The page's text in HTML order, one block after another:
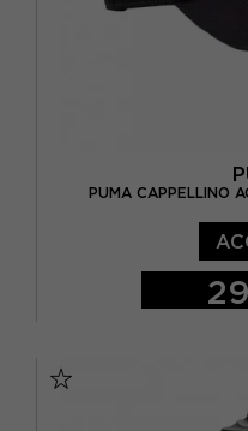
PUMA CAPPELLINO